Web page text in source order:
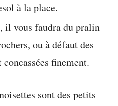
à la place.
il vous faudra du pralin
ou à défaut des
finement.